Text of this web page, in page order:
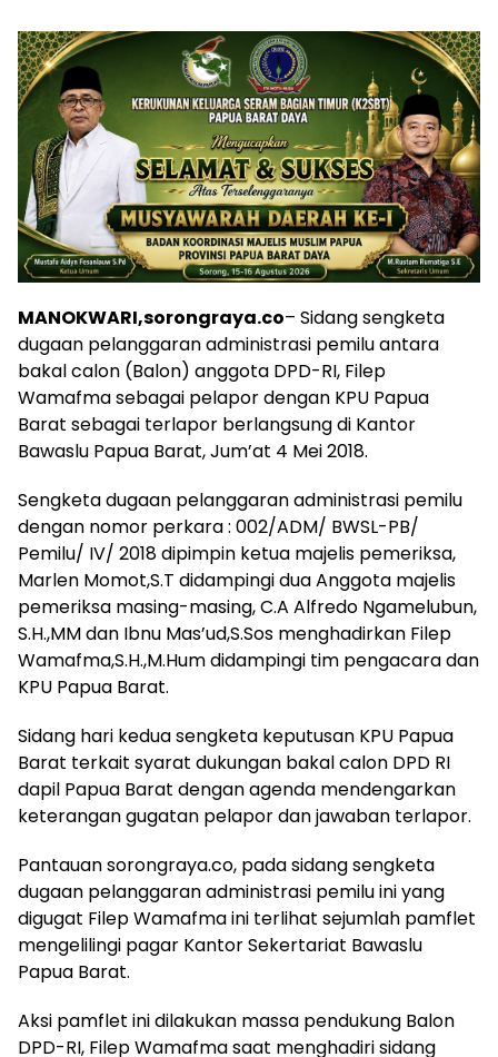
MANOKWARI,sorongraya.co– Sidang sengketa
dugaan pelanggaran administrasi pemilu antara
bakal calon (Balon) anggota DPD-RI, Filep
Wamafma sebagai pelapor dengan KPU Papua
Barat sebagai terlapor berlangsung di Kantor
Bawaslu Papua Barat, Jum’at 4 Mei 2018.
Sengketa dugaan pelanggaran administrasi pemilu
dengan nomor perkara : 002/ADM/ BWSL-PB/
Pemilu/ IV/ 2018 dipimpin ketua majelis pemeriksa,
Marlen Momot,S.T didampingi dua Anggota majelis
pemeriksa masing-masing, C.A Alfredo Ngamelubun,
S.H.,MM dan Ibnu Mas’ud,S.Sos menghadirkan Filep
Wamafma,S.H.,M.Hum didampingi tim pengacara dan
KPU Papua Barat.
Sidang hari kedua sengketa keputusan KPU Papua
Barat terkait syarat dukungan bakal calon DPD RI
dapil Papua Barat dengan agenda mendengarkan
keterangan gugatan pelapor dan jawaban terlapor.
Pantauan sorongraya.co, pada sidang sengketa
dugaan pelanggaran administrasi pemilu ini yang
digugat Filep Wamafma ini terlihat sejumlah pamflet
mengelilingi pagar Kantor Sekertariat Bawaslu
Papua Barat.
Aksi pamflet ini dilakukan massa pendukung Balon
DPD-RI, Filep Wamafma saat menghadiri sidang